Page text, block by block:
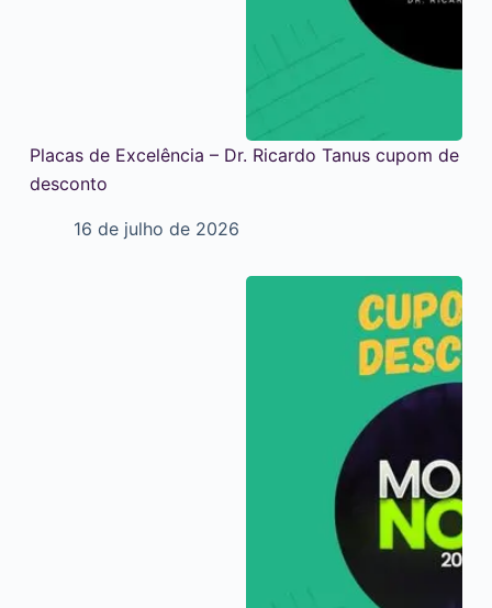
Placas de Excelência – Dr. Ricardo Tanus cupom de
desconto
16 de julho de 2026